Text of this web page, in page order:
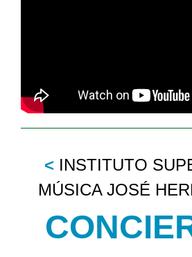
< INSTITUTO
MÚSICA JOSÉ